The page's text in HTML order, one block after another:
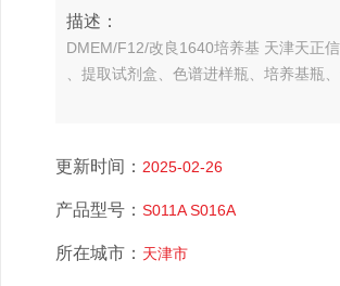
描述：
DMEM/F12/改良1640培养基 天津天正
、提取试剂盒、色谱进样瓶、培养基瓶
更新时间： 2025-02-26
产品型号： S011A S016A
所在城市： 天津市